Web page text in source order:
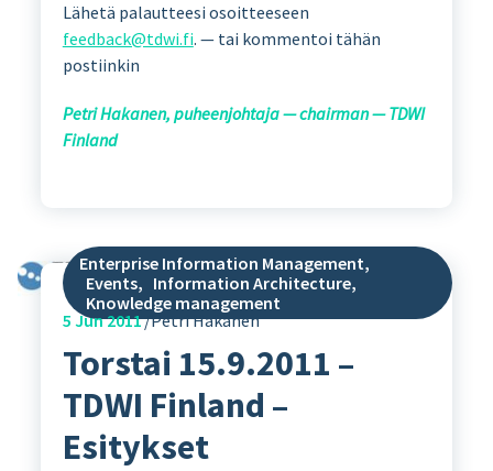
Lähetä palautteesi osoitteeseen
feedback@tdwi.fi. — tai kommentoi tähän
postiinkin
Petri Hakanen, puheenjohtaja — chairman — TDWI
Finland
Enterprise Information Management,
Events, Information Architecture,
Knowledge management
5 Jun 2011 Petri Hakanen
Torstai 15.9.2011 –
TDWI Finland –
Esitykset